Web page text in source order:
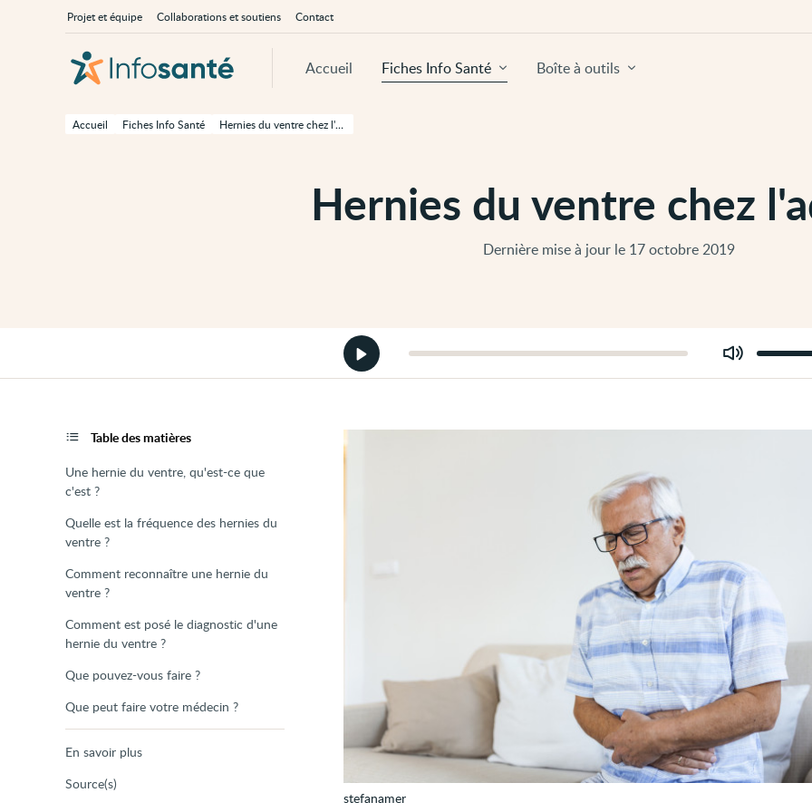
Hernies du ventre chez
Dernière mise à jour le 17 octobre 2019
Accueil Fiches Info Santé Hernies du ventre chez l'adulte
principale
Accueil Fiches Info Santé Boîte à outils
À
propos
Projet et équipe Collaborations et soutiens Contact
Démarrer
la
version
page
Modifier
volume
stefanamer
Table des matières
Une hernie du ventre, qu'est-ce que
c'est ?
Quelle est la fréquence des hernies du
ventre ?
Comment reconnaître une hernie du
ventre ?
Comment est posé le diagnostic d'une
hernie du ventre ?
Que pouvez-vous faire ?
Que peut faire votre médecin ?
En savoir plus
Source(s)